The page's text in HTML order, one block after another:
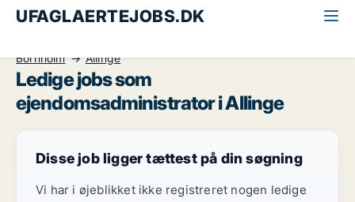
UFAGLAERTEJOBS.DK
Bornholm
Allinge
Ledige jobs som
ejendomsadministrator i Allinge
Disse job ligger tættest på din søgning
Vi har i øjeblikket ikke registreret nogen ledige